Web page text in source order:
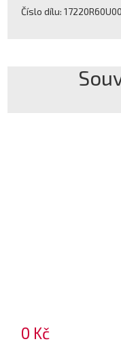
Číslo dílu: 17220R60U00
0 Kč